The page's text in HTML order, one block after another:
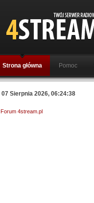
Strona główna Pomoc
07 Sierpnia 2026, 06:24:38
Forum 4stream.pl